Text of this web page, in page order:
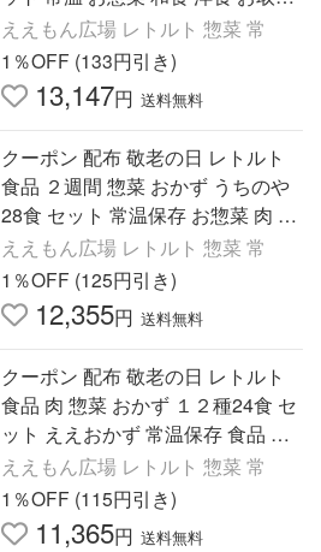
寄せ グルメ レンジ 保存食 2026 内
祝い お礼 ギフト
ええもん広場 レトルト 惣菜 常
1％OFF (133円引き)
13,147円 送料無料
クーポン 配布 敬老の日 レトルト
食品 ２週間 惣菜 おかず うちのや
28食 セット 常温保存 お惣菜 肉 魚
お取り寄せ 保存食 レンジ 2026 内
祝い お礼 ギフト
ええもん広場 レトルト 惣菜 常
1％OFF (125円引き)
12,355円 送料無料
クーポン 配布 敬老の日 レトルト
食品 肉 惣菜 おかず １２種24食 セ
ット ええおかず 常温保存 食品 弁
当 お惣菜 お取り寄せ グルメ 2026
内祝い お礼 ギフト
ええもん広場 レトルト 惣菜 常
1％OFF (115円引き)
11,365円 送料無料